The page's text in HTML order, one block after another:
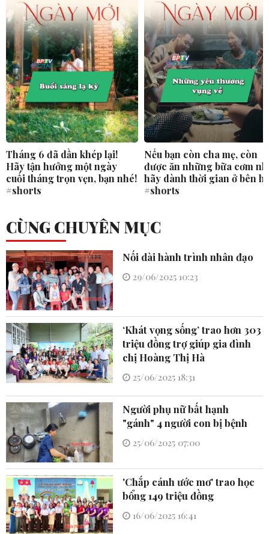
Tháng 6 đã dần khép lại!
Hãy tận hưởng một ngày
cuối tháng trọn vẹn, bạn nhé!
#shorts
Nếu bạn còn cha mẹ, còn
được ăn những bữa cơm
hãy dành thời gian ở bên
#shorts
CÙNG CHUYÊN MỤC
Nối dài hành trình nhân đạo
29/06/2025 10:23
‘Khát vọng sống’ trao hơn 303
triệu đồng trợ giúp gia đình
chị Hoàng Thị Hà
25/06/2025 18:31
Người phụ nữ bất hạnh
"gánh" 4 người con bị bệnh
25/06/2025 07:00
'Chắp cánh ước mơ' trao học
bổng 149 triệu đồng
16/06/2025 16:41